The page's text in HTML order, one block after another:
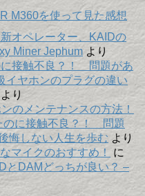
M360を使って見た感想
オペレーター、KAIDの
Miner Jephum より
に接触不良？！ 問題があ
イヤホンのプラグの違い
より
のメンテナンスの方法！
のに接触不良？！ 問題
悔しない人生を歩む より
マイクのおすすめ！
に
とDAMどっちが良い？ –